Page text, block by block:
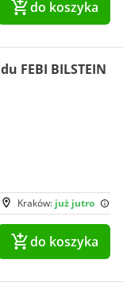
do koszyka
FEBI BILSTEIN
Kraków: już jutro
do koszyka